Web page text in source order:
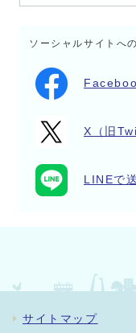
ソーシャルサイトへ
X（旧
LINEで
サイトマップ